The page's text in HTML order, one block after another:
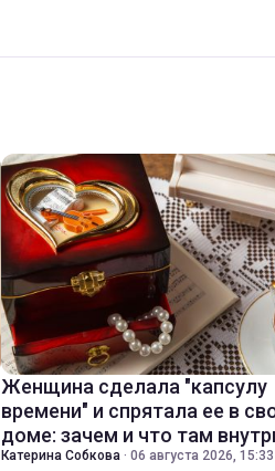
Женщина сделала "капсулу
времени" и спрятала ее в
доме: зачем и что там
Катерина Собкова · 06 августа 2026, 15:33